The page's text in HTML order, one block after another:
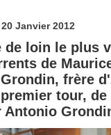
Janvier 2012
de loin le plus
de
frère
tour,
Antonio